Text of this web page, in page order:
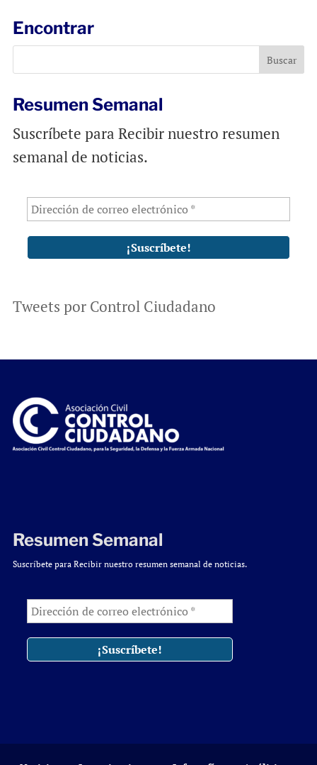
Encontrar
Resumen Semanal
Suscríbete para Recibir nuestro resumen
semanal de noticias.
Tweets por Control Ciudadano
Resumen Semanal
Suscríbete para Recibir nuestro resumen semanal de noticias.